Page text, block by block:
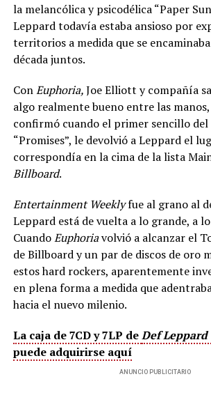
la melancólica y psicodélica “Paper
Leppard todavía estaba ansioso por
territorios a medida que se
década juntos.
ConEuphoria,Joe Elliott y compañía
algo realmente bueno entre las
confirmó cuando el primer sencillo del
“Promises”, le devolvió a Leppard el
correspondía en la cima de la lista
Billboard.
Entertainment Weeklyfue al grano al
Leppard está de vuelta a lo grande, a lo
CuandoEuphoriavolvió a alcanzar el
de Billboard y un par de discos de oro
estos hard rockers, aparentemente
en plena forma a medida que
hacia el nuevo milenio.
La caja de 7CD y 7LP deDef
puede adquirirse aquí
ANUNCIO PUBLICITARIO